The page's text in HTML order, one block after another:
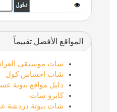
المواقع الأفضل تقييماً
شات موسيقى
شات احساس كول
دليل مواقع بنوتة
كايرو سات
شات بنوتة دردشة